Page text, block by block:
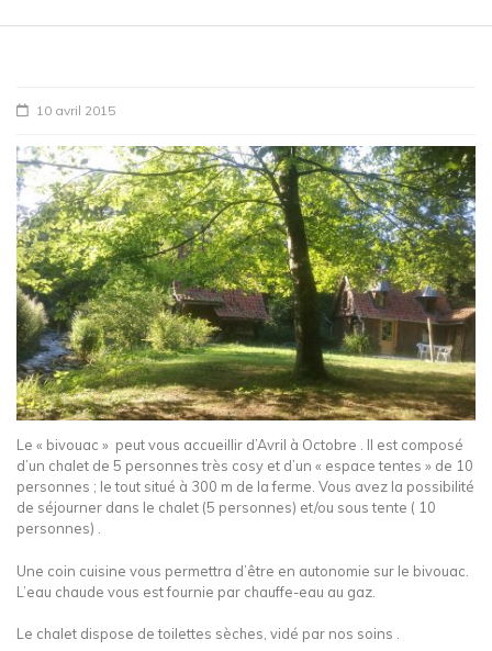
10 avril 2015
Le « bivouac » peut vous accueillir d’Avril à Octobre . Il est composé
d’un chalet de 5 personnes très cosy et d’un « espace tentes » de 10
personnes ; le tout situé à 300 m de la ferme. Vous avez la possibilité
de séjourner dans le chalet (5 personnes) et/ou sous tente ( 10
personnes) .
Une coin cuisine vous permettra d’être en autonomie sur le bivouac.
L’eau chaude vous est fournie par chauffe-eau au gaz.
Le chalet dispose de toilettes sèches, vidé par nos soins .